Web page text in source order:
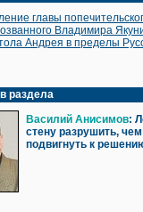
главы
Владимира
Андрея в пределы
раздела
Василий Анисимов:
стену разрушить,
подвигнуть к